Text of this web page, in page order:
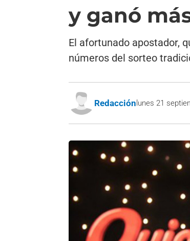
y ganó
El afortunado apostador,
números del sorteo
Redacción lunes 21